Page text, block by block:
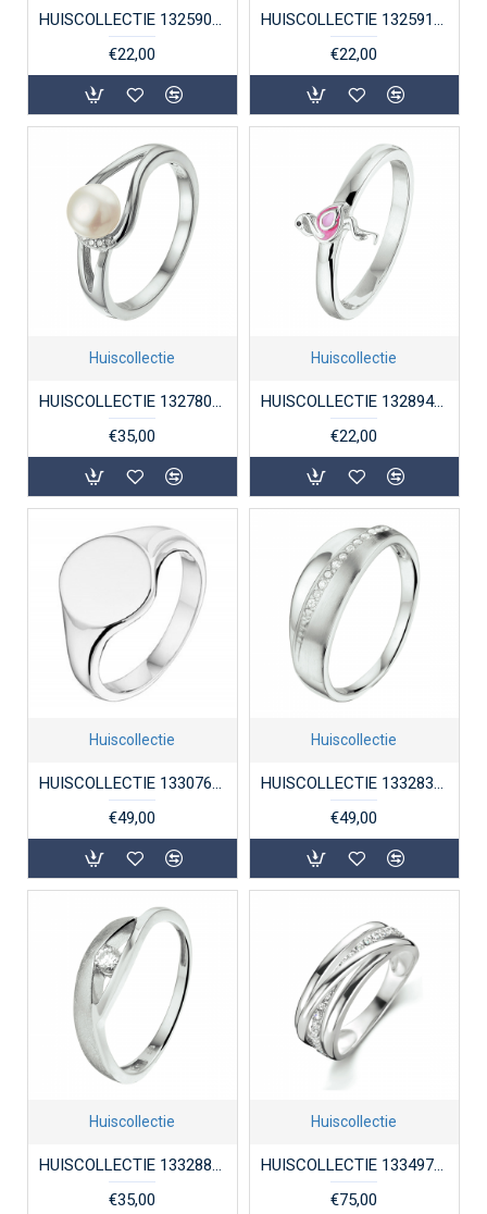
HUISCOLLECTIE 1325909 ZILVEREN KINDERRING BALLONNEN
€22,00
HUISCOLLECTIE 1325910 ZILVEREN KINDERRING BALLONNEN
€22,00
Huiscollectie
HUISCOLLECTIE 1327802 ZILVEREN DAMESRING ZOETWATERPAREL EN ZIRKONIA
€35,00
Huiscollectie
HUISCOLLECTIE 1328942 ZILVEREN KINDERRING FLAMINGO
€22,00
Huiscollectie
HUISCOLLECTIE 1330764 ZILVEREN GRAVEERRING GERHODINEERD
€49,00
Huiscollectie
HUISCOLLECTIE 1332835 ZILVEREN DAMESRING MET ZIRKONIA
€49,00
Huiscollectie
HUISCOLLECTIE 1332883 ZILVEREN DAMESRING MET ZIRKONIA
€35,00
Huiscollectie
HUISCOLLECTIE 1334976 ZILVEREN DAMESRING MET ZIRKONIA
€75,00